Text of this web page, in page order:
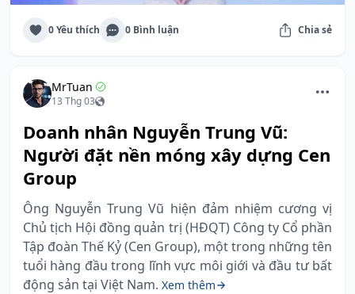
0 Yêu thích 0 Bình luận Chia sẻ
MrTuan
13 Thg 03
Doanh nhân Nguyễn Trung Vũ:
Người đặt nền móng xây dựng Cen
Group
Ông Nguyễn Trung Vũ hiện đảm nhiệm cương vị
Chủ tịch Hội đồng quản trị (HĐQT) Công ty Cổ phần
Tập đoàn Thế Kỷ (Cen Group), một trong những tên
tuổi hàng đầu trong lĩnh vực môi giới và đầu tư bất
động sản tại Việt Nam. Xem thêm